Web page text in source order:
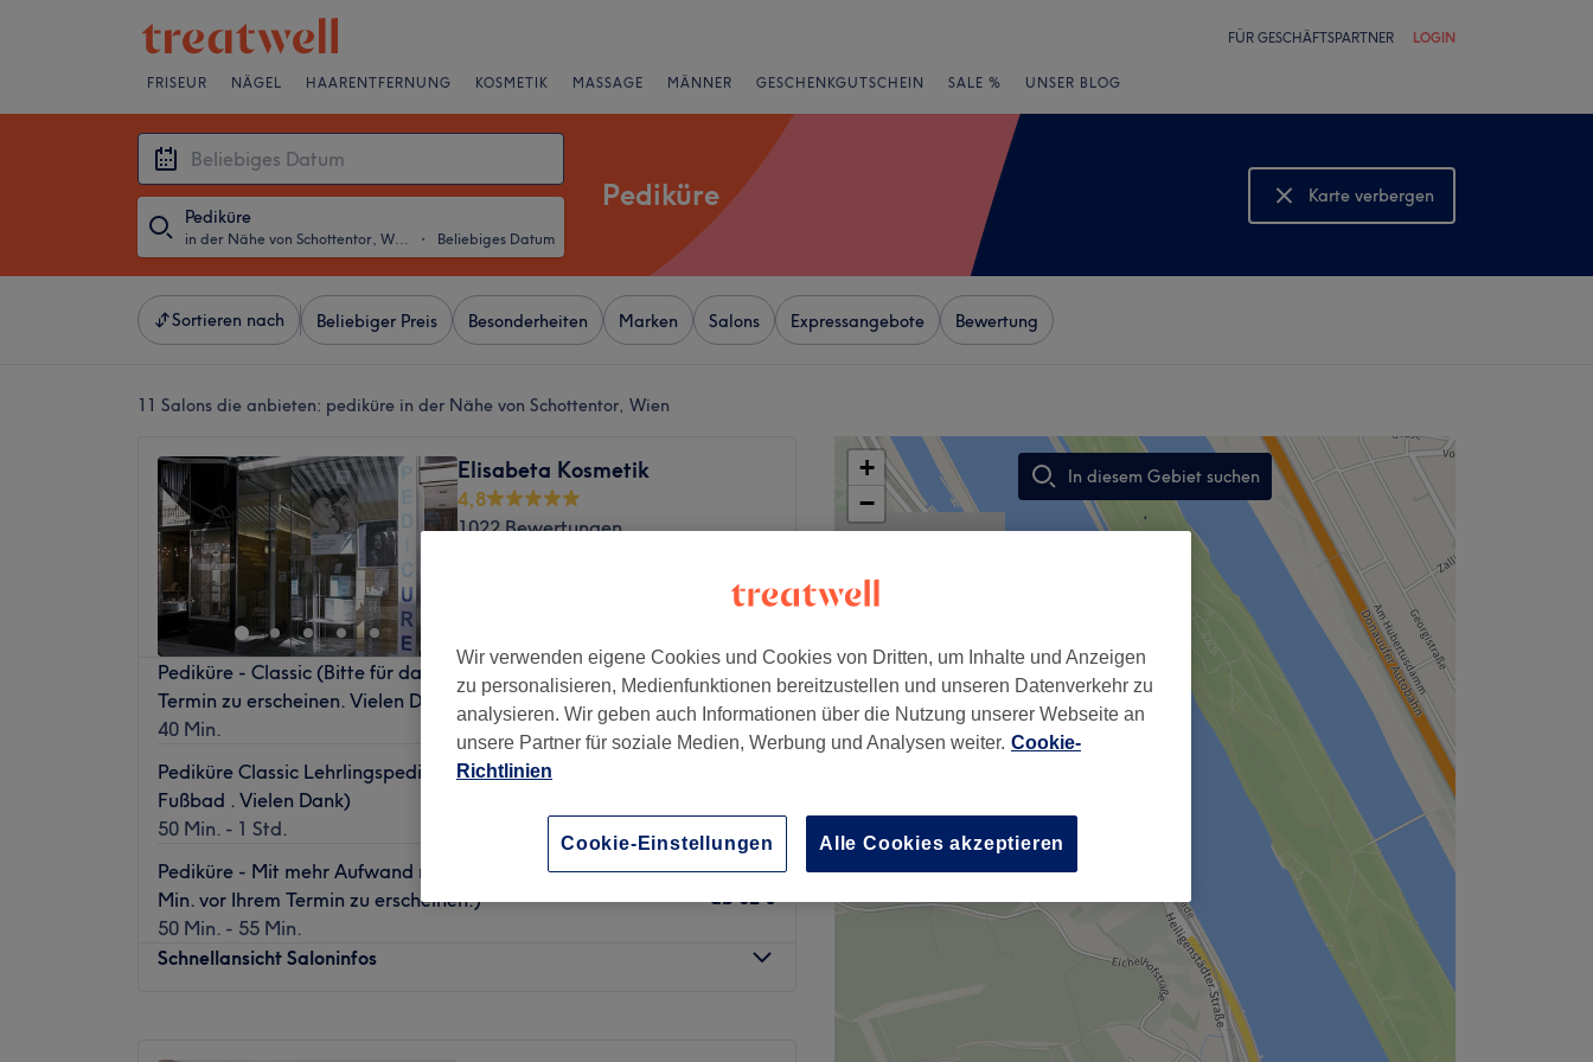
FÜR GESCHÄFTSPARTNER LOGIN
FRISEUR NÄGEL HAARENTFERNUNG KOSMETIK MASSAGE MÄNNER GESCHENKGUTSCHEIN SALE % UNSER BLOG
Pediküre
in der Nähe von Schottentor, Wien ・ Beliebiges Datum
Pediküre
Karte verbergen
Karte anzeigen
Sortieren nach Beliebiger Preis Besonderheiten Marken Salons Expressangebote Bewertung
11 Salons die anbieten: pediküre in der Nähe von Schottentor, Wien
Elisabeta Kosmetik
4,8
1022 Bewertungen
Pediküre - Classic (Bitte für das Fußbad 10 Min. vor Ihrem
Termin zu erscheinen. Vielen Dank)
40 Min.
ab 44 €
Pediküre Classic Lehrlingspediküre (Bitte 10 Min. früher für das
Fußbad . Vielen Dank)
50 Min. - 1 Std.
Pediküre - Mit mehr Aufwand max. 50 Min. (Für das Fußbad 10
Min. vor Ihrem Termin zu erscheinen.)
50 Min. - 55 Min.
ab 62 €
Schnellansicht Saloninfos
+
−
In diesem Gebiet suchen
,
Wir verwenden eigene Cookies und Cookies von Dritten, um Inhalte und Anzeigen
zu personalisieren, Medienfunktionen bereitzustellen und unseren Datenverkehr zu
analysieren. Wir geben auch Informationen über die Nutzung unserer Webseite an
unsere Partner für soziale Medien, Werbung und Analysen weiter. Cookie-
Richtlinien
Alle Cookies akzeptieren
Cookie-Einstellungen